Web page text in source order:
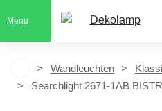
Menu
Wandleuchten
Searchlight 2671-1AB